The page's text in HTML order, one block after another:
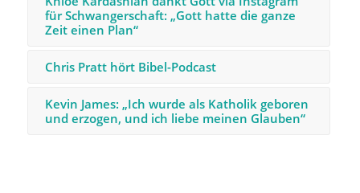
für Schwangerschaft: „Gott hatte die ganze
Zeit einen Plan“
Chris Pratt hört Bibel-Podcast
Kevin James: „Ich wurde als Katholik geboren
und erzogen, und ich liebe meinen Glauben“